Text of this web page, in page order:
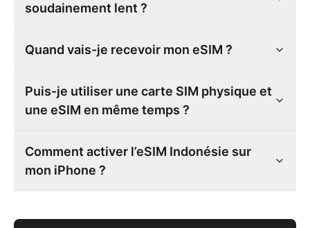
soudainement lent ?
Quand vais-je recevoir mon eSIM ?
Puis-je utiliser une carte SIM physique et
une eSIM en même temps ?
Comment activer l’eSIM Indonésie sur
mon iPhone ?